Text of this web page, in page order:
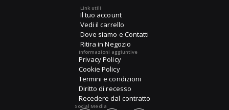
Link utili
Il tuo account
Vedi il carrello
Dove siamo e Contatti
Ritira in Negozio
Informazioni aggiuntive
Privacy Policy
Cookie Policy
Termini e condizioni
Diritto di recesso
Recedere dal contratto
Social Media